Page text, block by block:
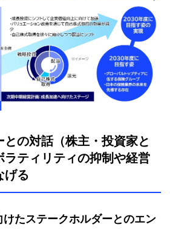
との対話（株主・投資家と
ラティリティの抑制や経営
げる
たステークホルダーとのエン